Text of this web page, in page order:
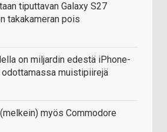
tiputtavan Galaxy S27
takakameran pois
on miljardin edestä iPhone-
muistipiirejä
myös Commodore